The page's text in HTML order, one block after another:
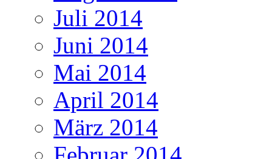
Juli 2014
Juni 2014
Mai 2014
April 2014
März 2014